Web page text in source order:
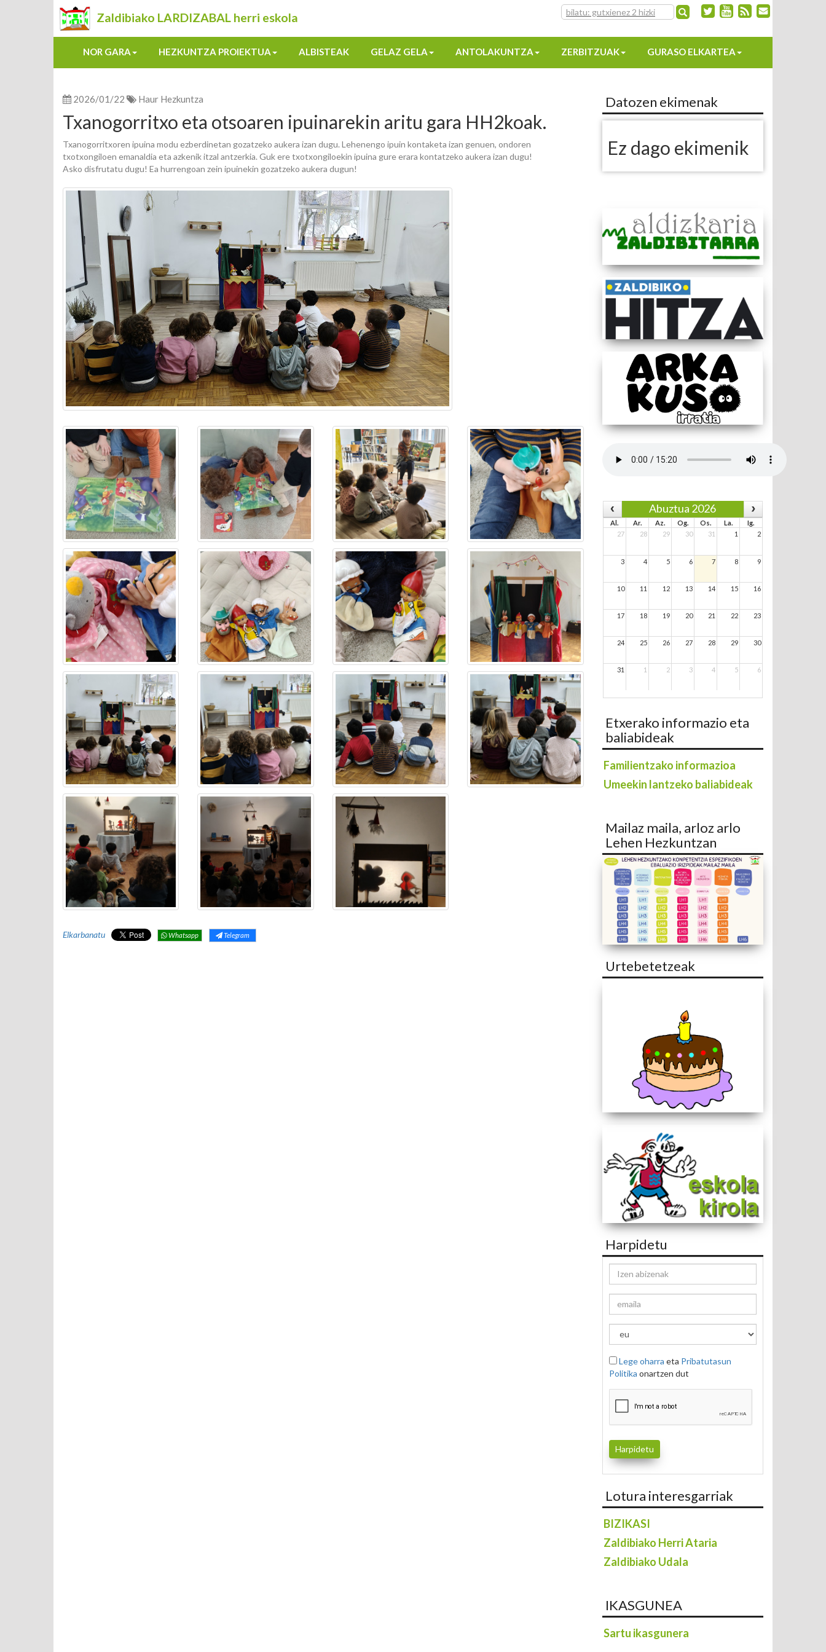
Zaldibiako LARDIZABAL herri eskola
NOR GARA HEZKUNTZA PROIEKTUA ALBISTEAK GELAZ GELA ANTOLAKUNTZA ZERBITZUAK GURASO ELKARTEA
2026/01/22 Haur Hezkuntza
Txanogorritxo eta otsoaren ipuinarekin aritu gara HH2koak.
Txanogorritxoren ipuina modu ezberdinetan gozatzeko aukera izan dugu. Lehenengo ipuin kontaketa izan genuen, ondoren
txotxongiloen emanaldia eta azkenik itzal antzerkia. Guk ere txotxongiloekin ipuina gure erara kontatzeko aukera izan dugu!
Asko disfrutatu dugu! Ea hurrengoan zein ipuinekin gozatzeko aukera dugun!
Elkarbanatu Whatsapp Telegram
Datozen ekimenak
Ez dago ekimenik
Abuztua 2026
Al. Ar. Az. Og. Os. La.
Ig.
27
28 29 30 31 1 2
3 4 5 6 7 8 9
10 11 12 13 14 15 16
17 18 19 20 21 22 23
24 25 26 27 28 29 30
31 1 2 3 4 5 6
Etxerako informazio eta
baliabideak
Familientzako informazioa
Umeekin lantzeko baliabideak
Mailaz maila, arloz arlo
Lehen Hezkuntzan
Urtebetetzeak
Harpidetu
Lege oharra eta Pribatutasun
Politika onartzen dut
Lotura interesgarriak
BIZIKASI
Zaldibiako Herri Ataria
Zaldibiako Udala
IKASGUNEA
Sartu ikasgunera